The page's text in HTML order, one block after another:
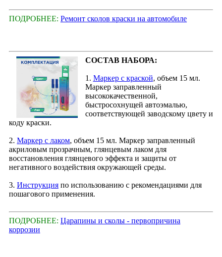
ПОДРОБНЕЕ: Ремонт сколов краски на автомобиле
СОСТАВ НАБОРА:
1. Маркер с краской, объем 15 мл.
Маркер заправленный
высококачественной,
быстросохнущей автоэмалью,
соответствующей заводскому цвету и
коду краски.
2. Маркер с лаком, объем 15 мл. Маркер заправленный
акриловым прозрачным, глянцевым лаком для
восстановления глянцевого эффекта и защиты от
негативного воздействия окружающей среды.
3. Инструкция по использованию с рекомендациями для
пошагового применения.
ПОДРОБНЕЕ: Царапины и сколы - первопричина
коррозии